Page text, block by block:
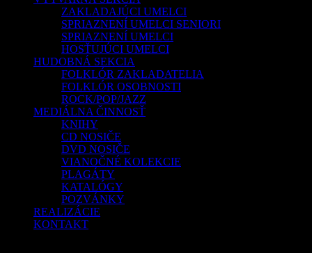
ZAKLADAJÚCI UMELCI
SPRIAZNENÍ UMELCI SENIORI
SPRIAZNENÍ UMELCI
HOSŤUJÚCI UMELCI
HUDOBNÁ SEKCIA
FOLKLÓR ZAKLADATELIA
FOLKLÓR OSOBNOSTI
ROCK/POP/JAZZ
MEDIÁLNA ČINNOSŤ
KNIHY
CD NOSIČE
DVD NOSIČE
VIANOČNÉ KOLEKCIE
PLAGÁTY
KATALÓGY
POZVÁNKY
REALIZÁCIE
KONTAKT